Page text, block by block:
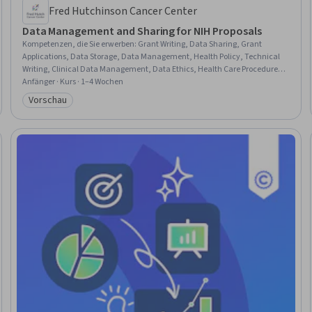
Fred Hutchinson Cancer Center
Data Management and Sharing for NIH Proposals
Kompetenzen, die Sie erwerben: Grant Writing, Data Sharing, Grant
Applications, Data Storage, Data Management, Health Policy, Technical
Writing, Clinical Data Management, Data Ethics, Health Care Procedure
and Regulation
Anfänger · Kurs · 1–4 Wochen
Kategorie: Vorschau
Vorschau